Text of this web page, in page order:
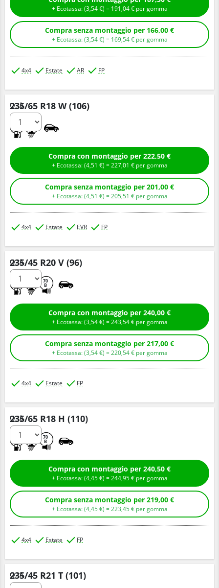
+ Ecotassa: (3,54€ ) = 191,04€ per gomma
Compra senza montaggio per 166,00 €
+ Ecotassa: (3,54€ ) = 169,54€ per gomma
4x4 Estate AR FP
235/65 R18 W (106)
Q.tà
Compra con montaggio per 222,50 €
+ Ecotassa: (4,51 € ) =227,01 € per gomma
Compra senza montaggio per 201,00 €
+ Ecotassa: (4,51 € ) =205,51 € per gomma
4x4 Estate EVR FP
235/45 R20 V (96)
70
B
Q.tà
Compra con montaggio per 240,00 €
+ Ecotassa: (3,54€ ) =243,54€ per gomma
Compra senza montaggio per 217,00 €
+ Ecotassa: (3,54€ ) =220,54€ per gomma
4x4 Estate FP
235/65 R18 H (110)
70
B
Q.tà
Compra con montaggio per 240,50 €
+ Ecotassa: (4,45€ ) =244,95€ per gomma
Compra senza montaggio per 219,00 €
+ Ecotassa: (4,45€ ) =223,45€ per gomma
4x4 Estate FP
235/45 R21 T (101)
Q.tà